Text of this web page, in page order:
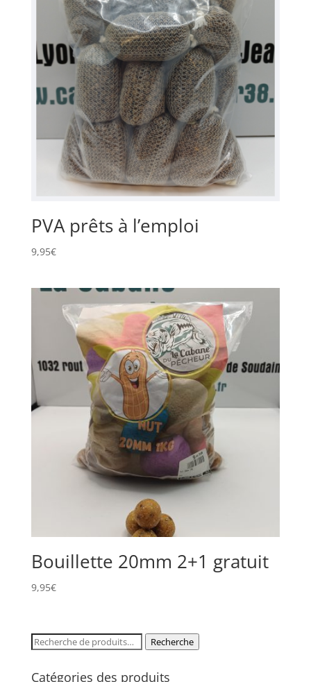
PVA prêts à l’emploi
9,95€
Bouillette 20mm 2+1 gratuit
9,95€
Recherche
Recherche
Catégories des produits